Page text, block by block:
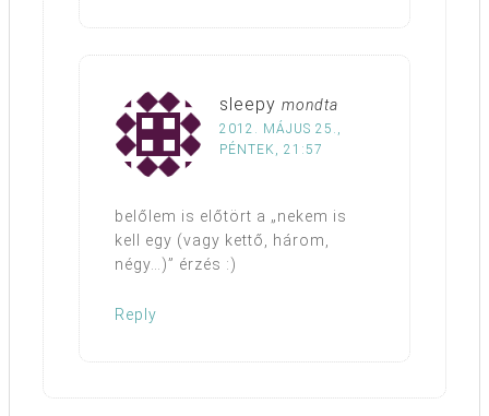
sleepy mondta
2012. MÁJUS 25.,
PÉNTEK, 21:57
belőlem is előtört a „nekem is
kell egy (vagy kettő, három,
négy…)” érzés :)
Reply